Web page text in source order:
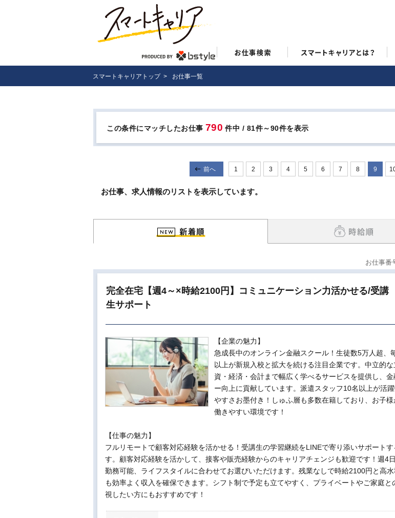
スマートキャリアトップ> お仕事一覧
この条件にマッチしたお仕事 790 件中 / 81件～90件を表示
前へ 1 2 3 4 5 6 7 8 9
お仕事、求人情報のリストを表示しています。
お仕事番
完全在宅【週4～×時給2100円】コミュニケーション力活かせる/受講
生サポート
【企業の魅力】
急成長中のオンライン金融スクール！生徒数5万人超、
以上が新規入校と拡大を続ける注目企業です。中立的
資・経済・会計まで幅広く学べるサービスを提供し、
ー向上に貢献しています。派遣スタッフ10名以上が活
やすさお墨付き！しゅふ層も多数在籍しており、お子様
働きやすい環境です！
【仕事の魅力】
フルリモートで顧客対応経験を活かせる！受講生の学習継続をLINEで寄り添いサポート
す。顧客対応経験を活かして、接客や販売経験からのキャリアチェンジも歓迎です！週4
勤務可能、ライフスタイルに合わせてお選びいただけます。残業なしで時給2100円と高
も効率よく収入を確保できます。シフト制で予定も立てやすく、プライベートやご家庭と
視したい方にもおすすめです！